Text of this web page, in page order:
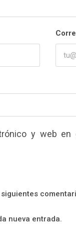
y web
nueva entrada.